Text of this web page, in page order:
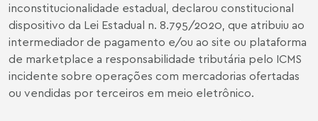
inconstitucionalidade estadual, declarou constitucional
dispositivo da Lei Estadual n. 8.795/2020, que atribuiu ao
intermediador de pagamento e/ou ao site ou plataforma
de marketplace a responsabilidade tributária pelo ICMS
incidente sobre operações com mercadorias ofertadas
ou vendidas por terceiros em meio eletrônico.